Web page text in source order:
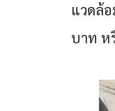
แวดล้
บาท ห